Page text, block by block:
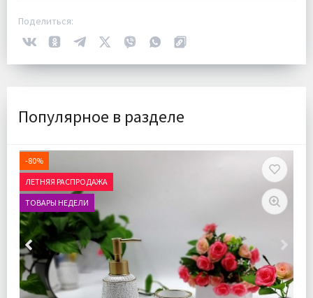
Поделиться:
Популярное в разделе
-80%
ЛЕТНЯЯ РАСПРОДАЖА
ТОВАРЫ НЕДЕЛИ